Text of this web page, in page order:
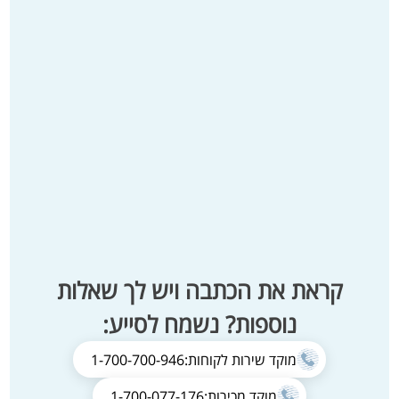
קראת את הכתבה ויש לך שאלות
נוספות? נשמח לסייע:
מוקד שירות לקוחות:1-700-700-946